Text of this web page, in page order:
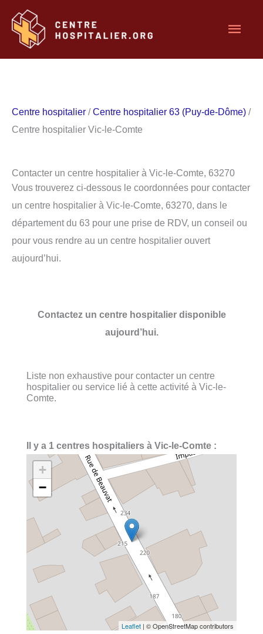
contenu
Centre hospitalier /Centre hospitalier 63 (Puy-de-Dôme) /
Centre hospitalier Vic-le-Comte
Contacter un centre hospitalier à Vic-le-Comte, 63270
Vous trouverez ci-dessous le coordonnées pour contacter
un centre hospitalier à Vic-le-Comte, 63270, dans le
département du 63 pour une prise de RDV, un conseil ou
pour vous rendre au un centre hospitalier ouvert
aujourd’hui.
Contactez un centre hospitalier disponible
aujourd’hui.
Liste non exhaustive pour contacter un centre
hospitalier ou service lié à cette activité à Vic-le-
Comte.
Il y a 1 centres hospitaliers à Vic-le-Comte :
+
−
Leaflet | © OpenStreetMap contributors